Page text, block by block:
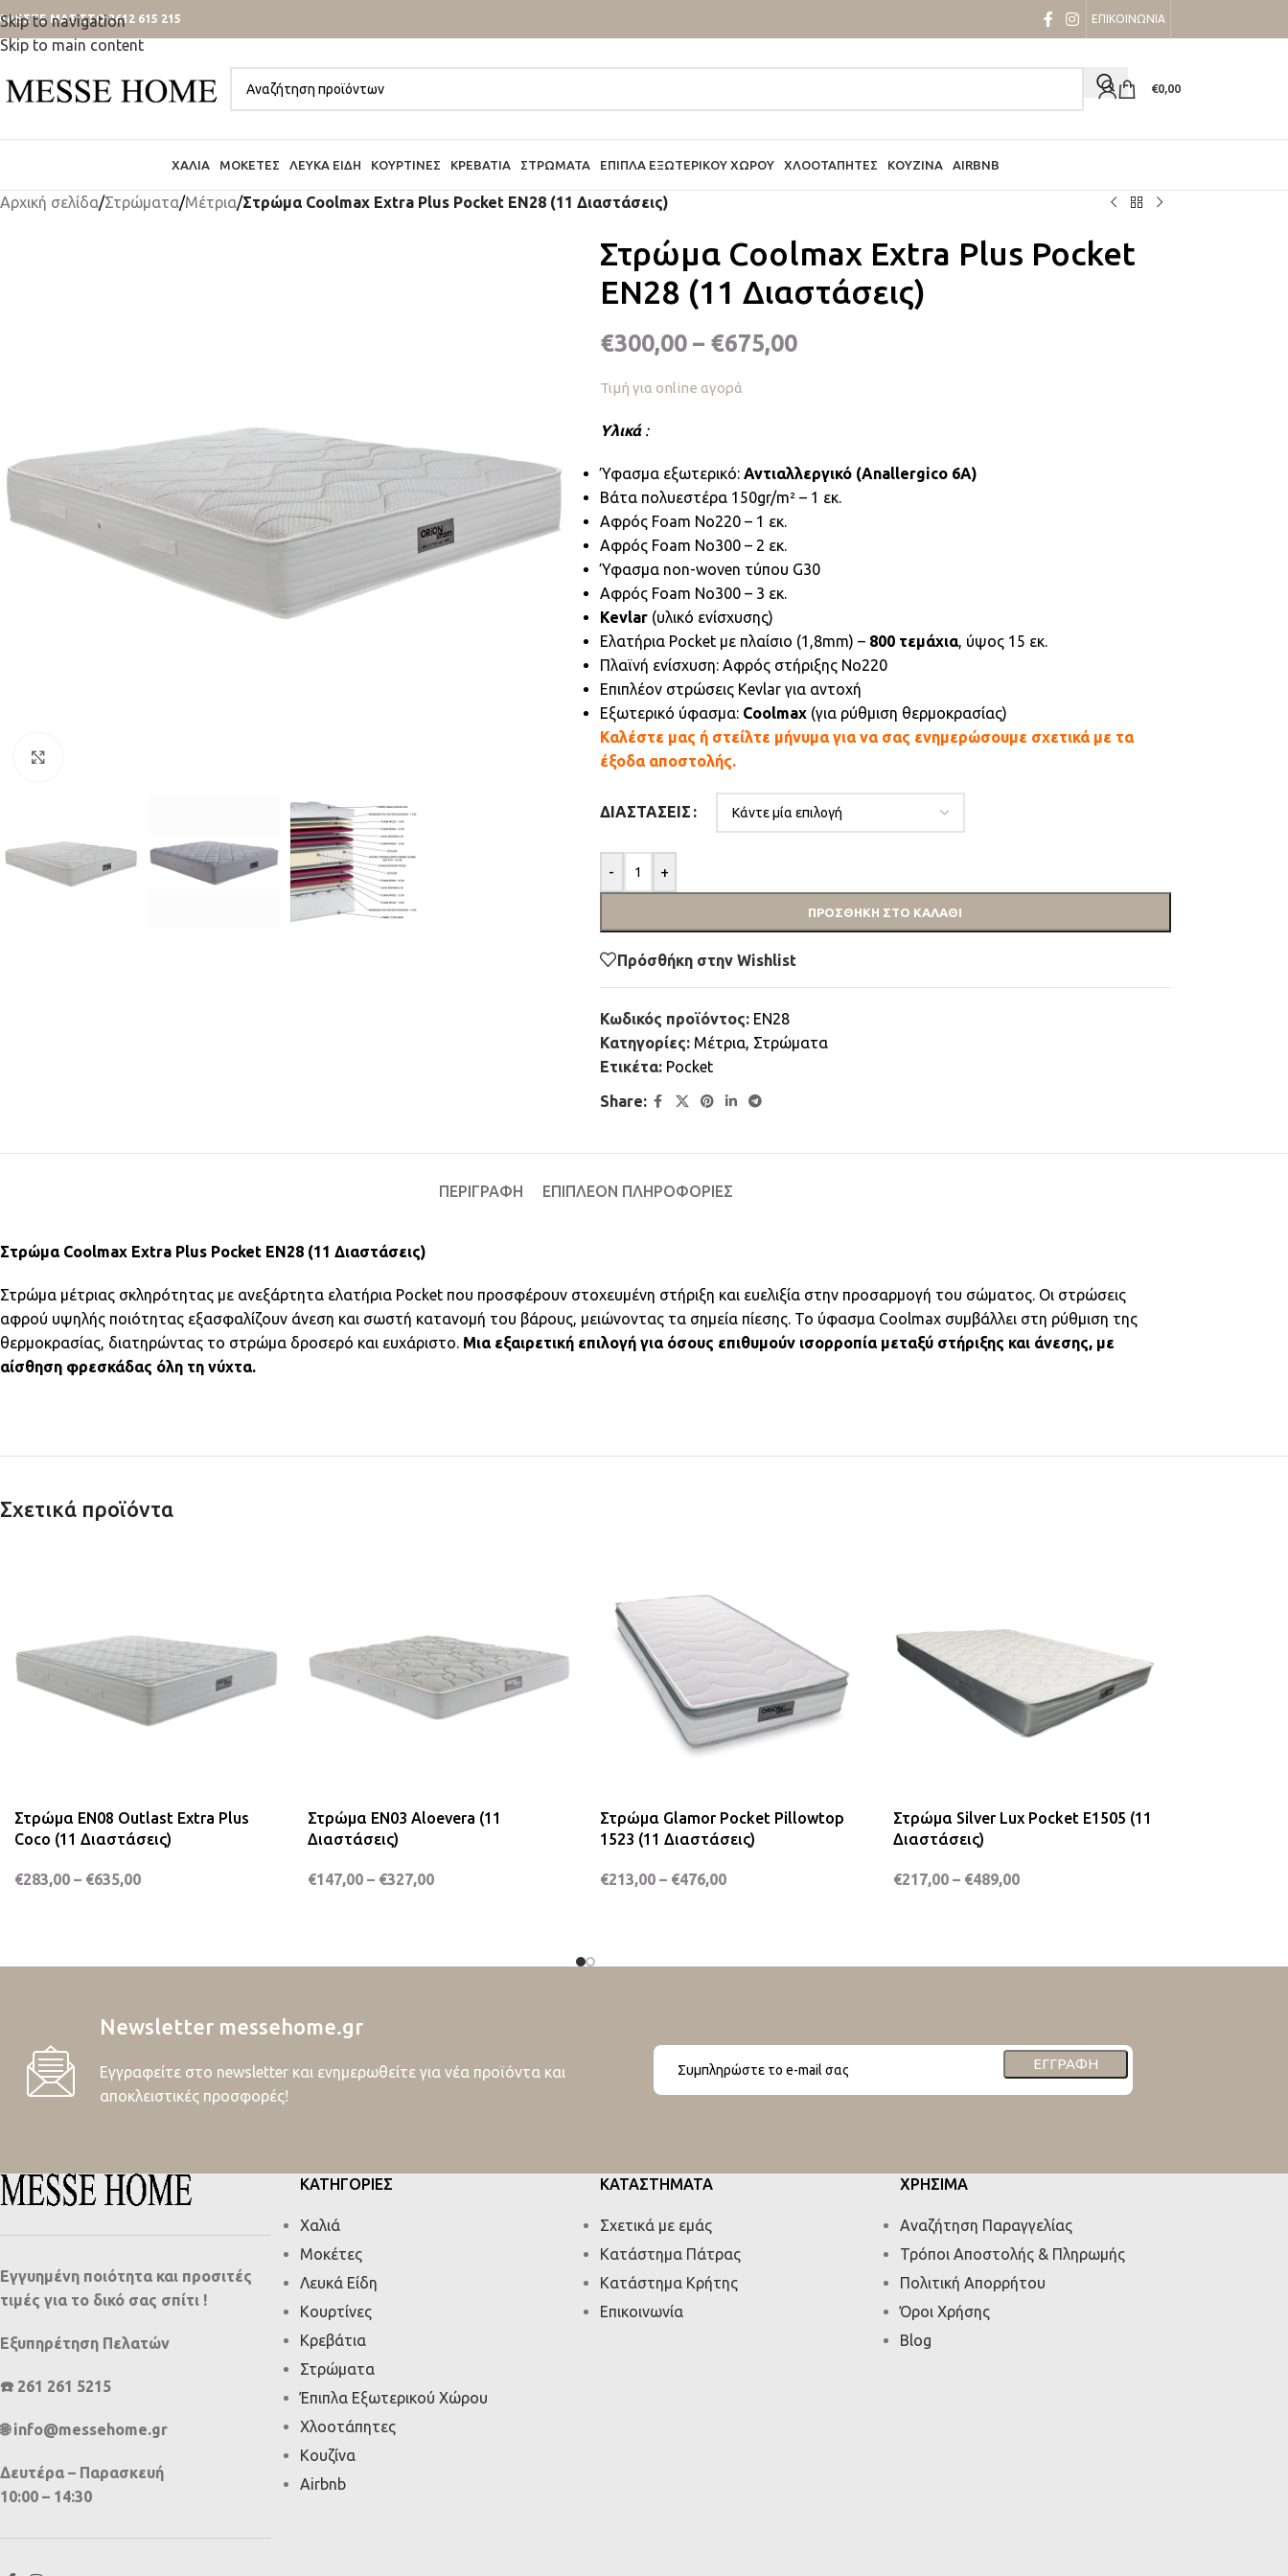
Skip to navigation
Skip to main content
ΜΑΣ ΣΤΟ 2612 615 215 ΕΠΙΚΟΙΝΩΝΙΑ
€0,00
ΧΑΛΙΆ ΜΟΚΈΤΕΣ ΛΕΥΚΆ ΕΊΔΗ ΚΟΥΡΤΊΝΕΣ ΚΡΕΒΆΤΙΑ ΣΤΡΏΜΑΤΑ ΈΠΙΠΛΑ ΕΞΩΤΕΡΙΚΟΎ ΧΏΡΟΥ ΧΛΟΟΤΆΠΗΤΕΣ ΚΟΥΖΊΝΑ AIRBNB
Αρχική σελίδα/Στρώματα/Μέτρια/Στρώμα Coolmax Extra Plus Pocket EN28 (11 Διαστάσεις)
Στρώμα Coolmax Extra Plus Pocket
EN28 (11 Διαστάσεις)
€300,00 – €675,00
Τιμή για online αγορά
Υλικά:
Ύφασμα εξωτερικό: Αντιαλλεργικό (Anallergico 6A)
Βάτα πολυεστέρα 150gr/m² – 1 εκ.
Αφρός Foam No220 – 1 εκ.
Αφρός Foam No300 – 2 εκ.
Ύφασμα non-woven τύπου G30
Αφρός Foam No300 – 3 εκ.
Kevlar(υλικό ενίσχυσης)
Ελατήρια Pocket με πλαίσιο (1,8mm) – 800 τεμάχια, ύψος 15 εκ.
Πλαϊνή ενίσχυση: Αφρός στήριξης No220
Επιπλέον στρώσεις Kevlar για αντοχή
Εξωτερικό ύφασμα: Coolmax(για ρύθμιση θερμοκρασίας)
Καλέστε μας ή στείλτε μήνυμα για να σας ενημερώσουμε σχετικά με τα
έξοδα αποστολής.
ΔΙΑΣΤΆΣΕΙΣ
- +
ΠΡΟΣΘΉΚΗ ΣΤΟ ΚΑΛΆΘΙ
Πρόσθήκη στην Wishlist
Κωδικός προϊόντος: EN28
Κατηγορίες: Μέτρια, Στρώματα
Ετικέτα: Pocket
Share:
ΠΕΡΙΓΡΑΦΉ ΕΠΙΠΛΈΟΝ ΠΛΗΡΟΦΟΡΊΕΣ
Στρώμα Coolmax Extra Plus Pocket EN28 (11 Διαστάσεις)
Στρώμα μέτριας σκληρότητας με ανεξάρτητα ελατήρια Pocket που προσφέρουν στοχευμένη στήριξη και ευελιξία στην προσαρμογή του σώματος. Οι στρώσεις
αφρού υψηλής ποιότητας εξασφαλίζουν άνεση και σωστή κατανομή του βάρους, μειώνοντας τα σημεία πίεσης. Το ύφασμα Coolmax συμβάλλει στη ρύθμιση της
θερμοκρασίας, διατηρώντας το στρώμα δροσερό και ευχάριστο. Μια εξαιρετική επιλογή για όσους επιθυμούν ισορροπία μεταξύ στήριξης και άνεσης, με
αίσθηση φρεσκάδας όλη τη νύχτα.
Σχετικά προϊόντα
Στρώμα EN08 Outlast Extra Plus
Coco (11 Διαστάσεις)
€283,00 – €635,00
Στρώμα EN03 Aloevera (11
Διαστάσεις)
€147,00 – €327,00
Στρώμα Glamor Pocket Pillowtop
1523 (11 Διαστάσεις)
€213,00 – €476,00
Στρώμα Silver Lux Pocket E1505 (11
Διαστάσεις)
€217,00 – €489,00
Newsletter messehome.gr
Εγγραφείτε στο newsletter και ενημερωθείτε για νέα προϊόντα και
αποκλειστικές προσφορές!
ΕΓΓΡΑΦΉ
Εγγυημένη ποιότητα και προσιτές
τιμές για το δικό σας σπίτι !
Εξυπηρέτηση Πελατών
☎️ 261 261 5215
🌐 info@messehome.gr
Δευτέρα – Παρασκευή
10:00 – 14:30
ΚΑΤΗΓΟΡΙΕΣ
Χαλιά
Μοκέτες
Λευκά Είδη
Κουρτίνες
Κρεβάτια
Στρώματα
Έπιπλα Εξωτερικού Χώρου
Χλοοτάπητες
Κουζίνα
Airbnb
ΚΑΤΑΣΤΗΜΑΤΑ
Σχετικά με εμάς
Κατάστημα Πάτρας
Κατάστημα Κρήτης
Επικοινωνία
ΧΡΗΣΙΜΑ
Αναζήτηση Παραγγελίας
Τρόποι Αποστολής & Πληρωμής
Πολιτική Απορρήτου
Όροι Χρήσης
Blog